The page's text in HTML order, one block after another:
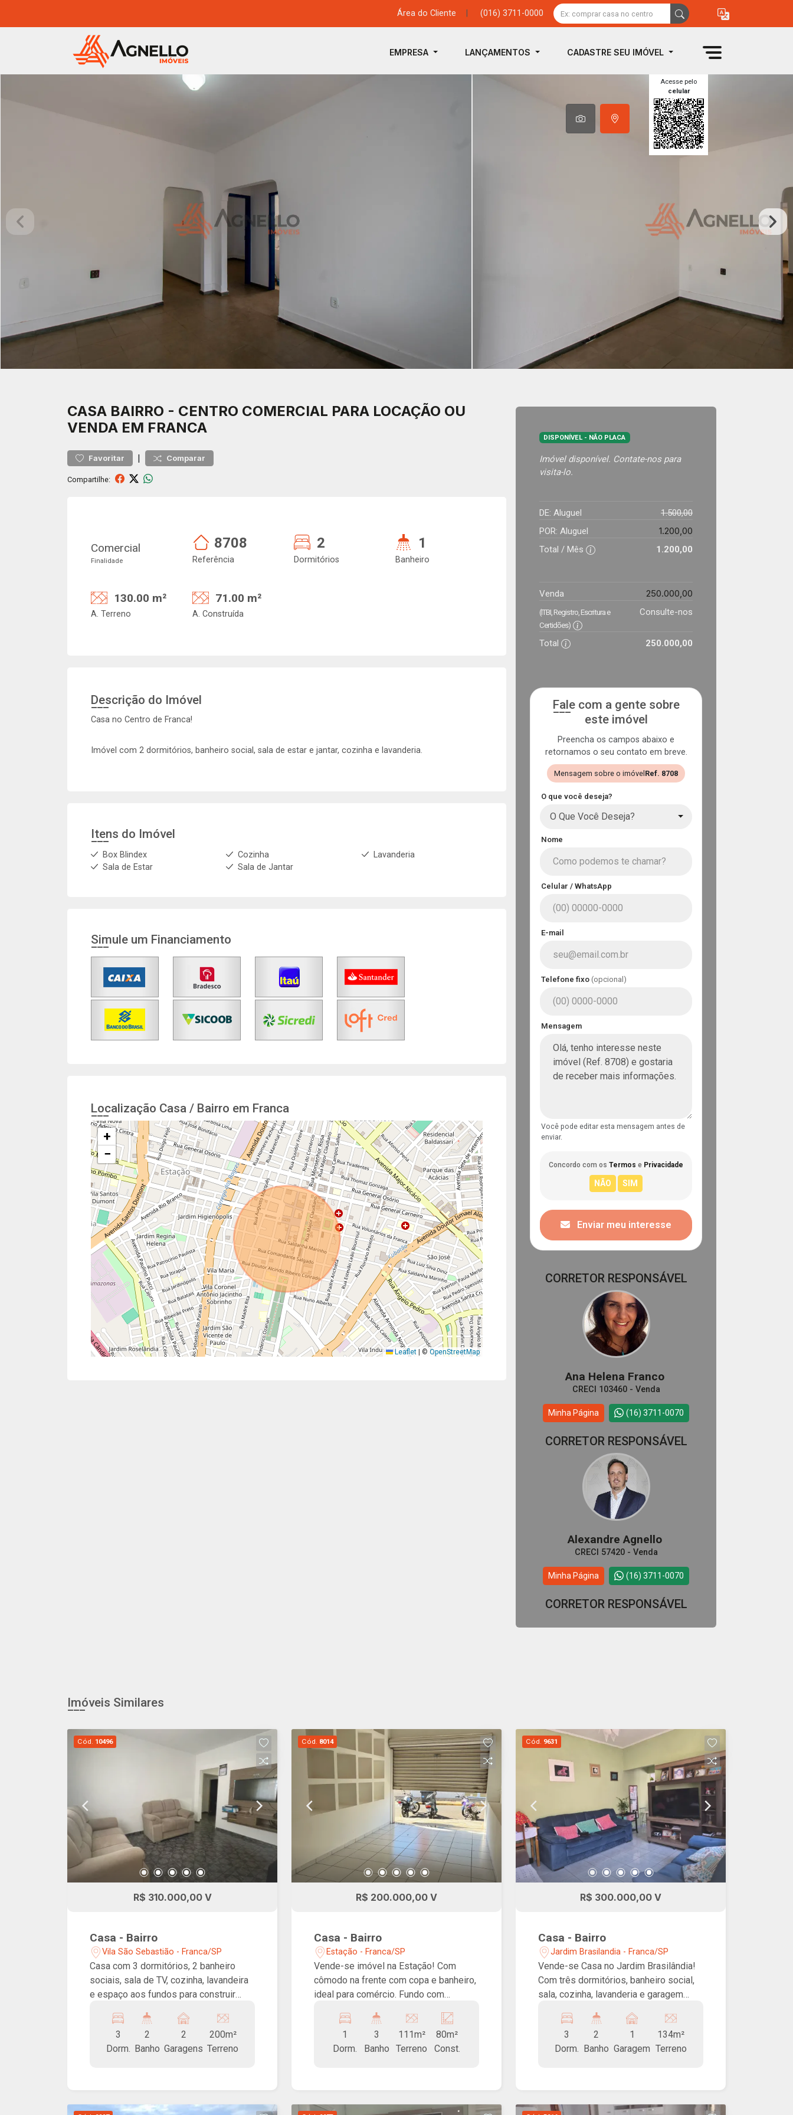
Área do Cliente (016) 3711-0000
EMPRESA LANÇAMENTOS CADASTRE SEU IMÓVEL
Acesse pelo
celular
CASA BAIRRO - CENTRO COMERCIAL PARA LOCAÇÃO OU
VENDA EM FRANCA
Favoritar | Comparar
Compartilhe:
Comercial
Finalidade
8708
Referência
2
Dormitórios
1
Banheiro
130.00 m²
A. Terreno
71.00 m²
A. Construída
Descrição do Imóvel
Casa no Centro de Franca!
Imóvel com 2 dormitórios, banheiro social, sala de estar e jantar, cozinha e lavanderia.
Itens do Imóvel
Box Blindex Cozinha
Lavanderia
Sala de Estar
Sala de Jantar
Simule um Financiamento
Localização Casa / Bairro em Franca
+
−
Leaflet | © OpenStreetMap
DISPONÍVEL - NÃO PLACA
Imóvel disponível. Contate-nos para
visita-lo.
DE: Aluguel
1.500,00
POR: Aluguel
1.200,00
Total / Mês 1.200,00
Venda 250.000,00
(ITBI, Registro, Escritura e
Certidões)
Consulte-nos
Total 250.000,00
Fale com a gente sobre
este imóvel
Preencha os campos abaixo e
retornamos o seu contato em breve.
Mensagem sobre o imóvel Ref. 8708
O que você deseja?
O Que Você Deseja?
Nome
Celular / WhatsApp
E-mail
Telefone fixo (opcional)
Mensagem
Você pode editar esta mensagem antes de
enviar.
Concordo com os Termos e Privacidade
Enviar meu interesse
CORRETOR RESPONSÁVEL
Ana Helena Franco
CRECI 103460 - Venda
Minha Página (16) 3711-0070
CORRETOR RESPONSÁVEL
Alexandre Agnello
CRECI 57420 - Venda
Minha Página (16) 3711-0070
CORRETOR RESPONSÁVEL
CRECI 285254 - Venda
Imóveis Similares
Cód. 10496
R$ 310.000,00 V
Casa - Bairro
Vila São Sebastião - Franca/SP
Casa com 3 dormitórios, 2 banheiro
sociais, sala de TV, cozinha, lavandeira
e espaço aos fundos para construir
vagas de garagem cobertas.
3
Dorm.
2
Banho
2
Garagens
200m²
Terreno
Cód. 8014
R$ 200.000,00 V
Casa - Bairro
Estação - Franca/SP
Vende-se imóvel na Estação! Com
cômodo na frente com copa e banheiro,
ideal para comércio. Fundo com
Área aberta com lavanderia, deposito e
banheiro. Boa localização!
1
Dorm.
3
Banho
111m²
Terreno
80m²
Const.
Cód. 9631
R$ 300.000,00 V
Casa - Bairro
Jardim Brasilandia - Franca/SP
Vende-se Casa no Jardim Brasilândia!
Com três dormitórios, banheiro social,
sala, cozinha, lavanderia e garagem
3
Dorm.
2
Banho
1
Garagem
134m²
Terreno